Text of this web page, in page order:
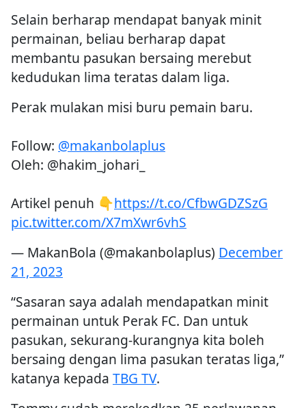
Selain berharap mendapat banyak minit
permainan, beliau berharap dapat
membantu pasukan bersaing merebut
kedudukan lima teratas dalam liga.
Perak mulakan misi buru pemain baru.
Follow: @makanbolaplus
Oleh: @hakim_johari_
Artikel penuh 👇https://t.co/CfbwGDZSzG
pic.twitter.com/X7mXwr6vhS
— MakanBola (@makanbolaplus) December
21, 2023
“Sasaran saya adalah mendapatkan minit
permainan untuk Perak FC. Dan untuk
pasukan, sekurang-kurangnya kita boleh
bersaing dengan lima pasukan teratas liga,”
katanya kepada TBG TV.